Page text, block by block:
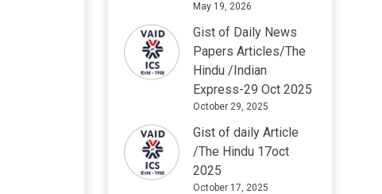
May 19, 2026
Gist of Daily News
Papers Articles/The
Hindu /Indian
Express-29 Oct 2025
October 29, 2025
Gist of daily Article
/The Hindu 17oct
2025
October 17, 2025